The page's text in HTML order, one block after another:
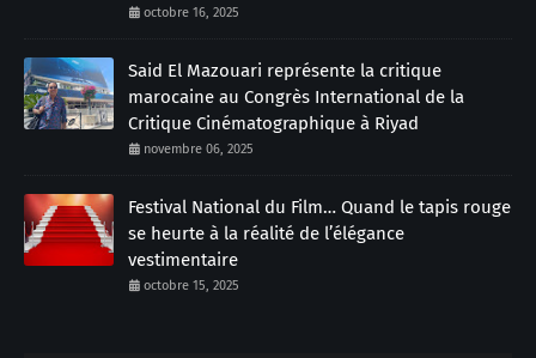
octobre 16, 2025
Said El Mazouari représente la critique
marocaine au Congrès International de la
Critique Cinématographique à Riyad
novembre 06, 2025
Festival National du Film… Quand le tapis rouge
se heurte à la réalité de l’élégance
vestimentaire
octobre 15, 2025